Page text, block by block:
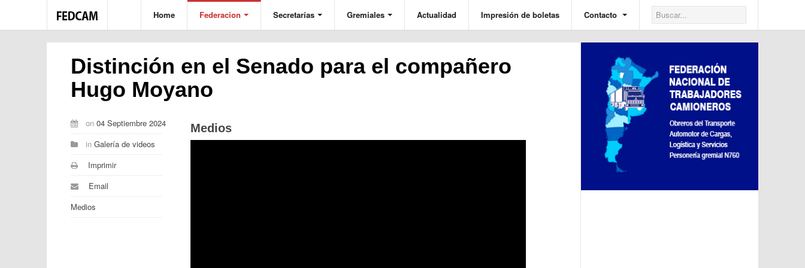
Home Federacion Secretarías Gremiales Actualidad Impresión de boletas Contacto
Distinción en el Senado para el compañero
Hugo Moyano
on 04 Septiembre 2024
in Galería de videos
Imprimir
Email
Medios
Medios